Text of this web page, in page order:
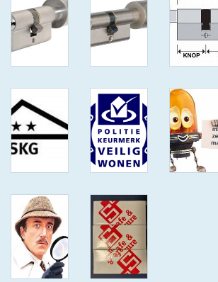
ISEO F 6 EXTRA S
ANTIKERNTREK IN IEDERE
ISEO F9 ANTIKERNTREK IN
IEDERE GEWENSTE MAAT MET
GEWONE SLEUTELS MET
CERTIFICAAT SKG***
BOLD ELECTRONISCHE
CILINDERS OPEN JE SLOT MET
TELEFOON OF CLICKER WIFI
AFSTAND.